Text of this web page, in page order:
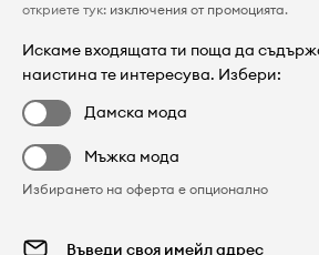
откриете тук: изключения от промоцията.
Искаме входящата ти поща да
наистина те интересува. Избери:
Дамска мода
Мъжка мода
Избирането на оферта е опционално